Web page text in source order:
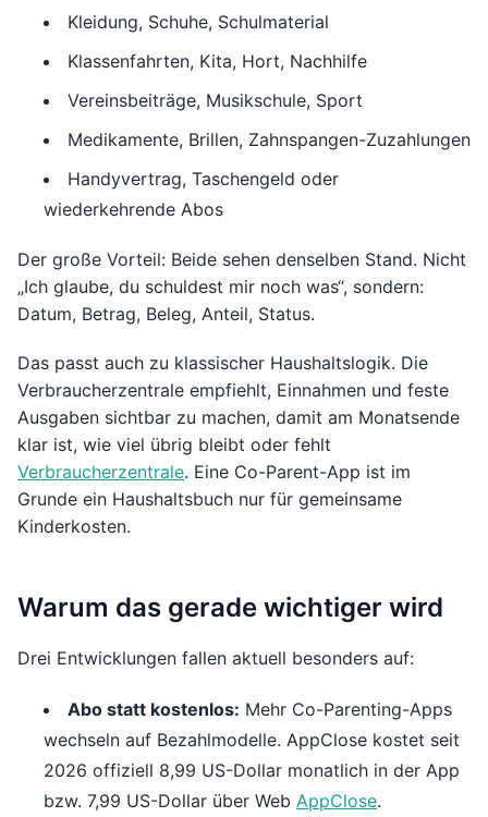
Kleidung, Schuhe, Schulmaterial
Klassenfahrten, Kita, Hort, Nachhilfe
Vereinsbeiträge, Musikschule, Sport
Medikamente, Brillen, Zahnspangen-Zuzahlungen
Handyvertrag, Taschengeld oder
wiederkehrende Abos
Der große Vorteil: Beide sehen denselben Stand. Nicht
„Ich glaube, du schuldest mir noch was“, sondern:
Datum, Betrag, Beleg, Anteil, Status.
Das passt auch zu klassischer Haushaltslogik. Die
Verbraucherzentrale empfiehlt, Einnahmen und feste
Ausgaben sichtbar zu machen, damit am Monatsende
klar ist, wie viel übrig bleibt oder fehlt
Verbraucherzentrale. Eine Co-Parent-App ist im
Grunde ein Haushaltsbuch nur für gemeinsame
Kinderkosten.
Warum das gerade wichtiger wird
Drei Entwicklungen fallen aktuell besonders auf:
Abo statt kostenlos: Mehr Co-Parenting-Apps
wechseln auf Bezahlmodelle. AppClose kostet seit
2026 offiziell 8,99 US-Dollar monatlich in der App
bzw. 7,99 US-Dollar über Web AppClose.